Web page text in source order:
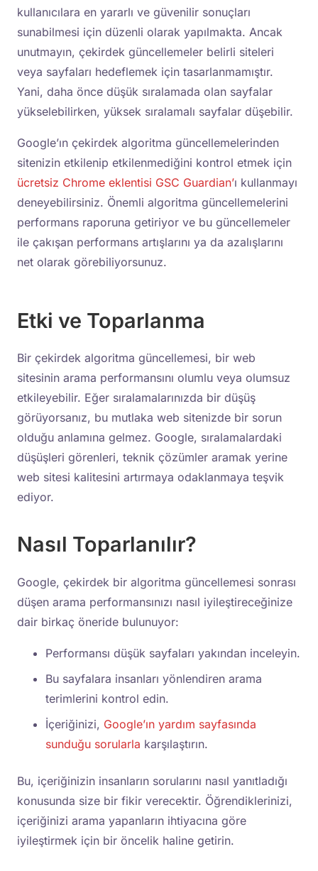
kullanıcılara en yararlı ve güvenilir sonuçları
sunabilmesi için düzenli olarak yapılmakta. Ancak
unutmayın, çekirdek güncellemeler belirli siteleri
veya sayfaları hedeflemek için tasarlanmamıştır.
Yani, daha önce düşük sıralamada olan sayfalar
yükselebilirken, yüksek sıralamalı sayfalar düşebilir.
Google’ın çekirdek algoritma güncellemelerinden
sitenizin etkilenip etkilenmediğini kontrol etmek için
ücretsiz Chrome eklentisi GSC Guardian’ı kullanmayı
deneyebilirsiniz. Önemli algoritma güncellemelerini
performans raporuna getiriyor ve bu güncellemeler
ile çakışan performans artışlarını ya da azalışlarını
net olarak görebiliyorsunuz.
Etki ve Toparlanma
Bir çekirdek algoritma güncellemesi, bir web
sitesinin arama performansını olumlu veya olumsuz
etkileyebilir. Eğer sıralamalarınızda bir düşüş
görüyorsanız, bu mutlaka web sitenizde bir sorun
olduğu anlamına gelmez. Google, sıralamalardaki
düşüşleri görenleri, teknik çözümler aramak yerine
web sitesi kalitesini artırmaya odaklanmaya teşvik
ediyor.
Nasıl Toparlanılır?
Google, çekirdek bir algoritma güncellemesi sonrası
düşen arama performansınızı nasıl iyileştireceğinize
dair birkaç öneride bulunuyor:
Performansı düşük sayfaları yakından inceleyin.
Bu sayfalara insanları yönlendiren arama
terimlerini kontrol edin.
İçeriğinizi, Google’ın yardım sayfasında
sunduğu sorularla karşılaştırın.
Bu, içeriğinizin insanların sorularını nasıl yanıtladığı
konusunda size bir fikir verecektir. Öğrendiklerinizi,
içeriğinizi arama yapanların ihtiyacına göre
iyileştirmek için bir öncelik haline getirin.